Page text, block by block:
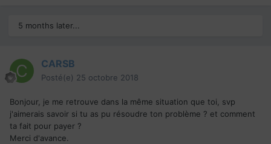
5 months later...
CARSB
Posté(e) 25 octobre 2018
Bonjour, je me retrouve dans la même situation que toi, svp
j'aimerais savoir si tu as pu résoudre ton problème ? et comment
ta fait pour payer ?
Merci d'avance.